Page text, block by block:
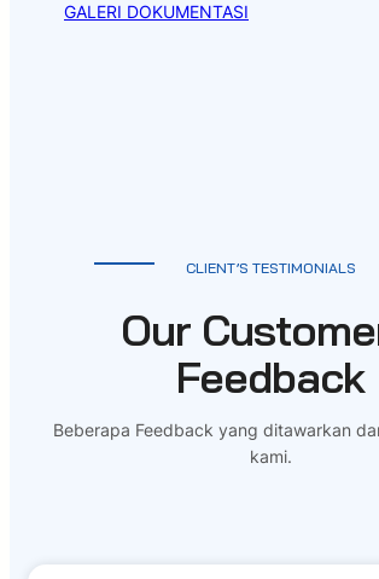
GALERI DOKUMENTASI
CLIENT’S TESTIMONIALS
Our
Feedback
Beberapa Feedback yang ditawarkan
kami.